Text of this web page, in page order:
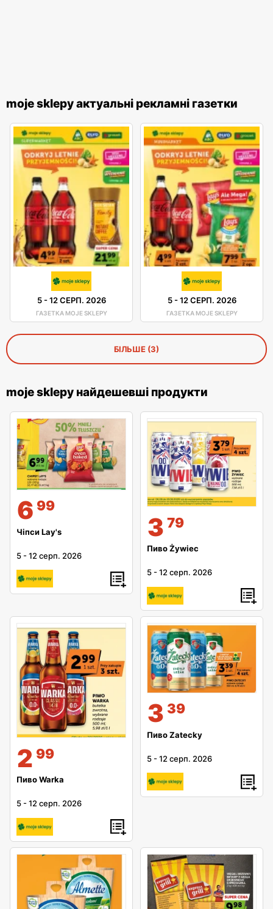
moje sklepy актуальні рекламні газетки
5-12 СЕРП. 2026
ГАЗЕТКА MOJE SKLEPY
5-12 СЕРП. 2026
ГАЗЕТКА MOJE SKLEPY
БІЛЬШЕ (3)
moje sklepy найдешевші продукти
6 99
Чіпси Lay's
5 -12 серп. 2026
3 79
Пиво Żywiec
5 -12 серп. 2026
2 99
Пиво Warka
5 -12 серп. 2026
3 39
Пиво Zatecky
5 -12 серп. 2026